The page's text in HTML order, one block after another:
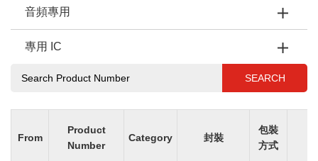
音頻專用
專用 IC
SEARCH
From
Product
Number
Category 封裝
包裝
方式